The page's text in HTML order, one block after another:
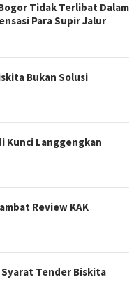
Tidak Terlibat Dalam
Para Supir Jalur
Bukan Solusi
Kunci Langgengkan
Review KAK
Tender Biskita